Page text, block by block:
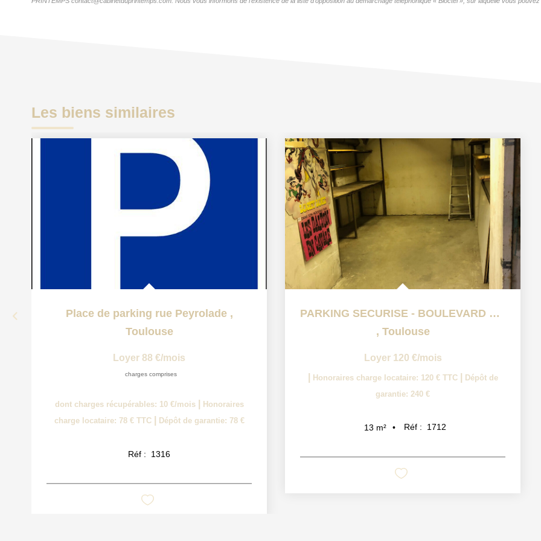
Les biens similaires
Place de parking rue Peyrolade ,
Toulouse
Loyer 88 €/mois
charges comprises
dont charges récupérables: 10 €/mois
Honoraires
charge locataire: 78 € TTC
Dépôt de garantie: 78 €
Réf : 1316
PARKING SECURISE - BOULEVARD D'ARCOLE
, Toulouse
Loyer 120 €/mois
Honoraires charge locataire: 120 € TTC
Dépôt de
garantie: 240 €
13 m² Réf : 1712